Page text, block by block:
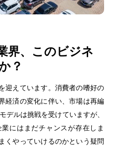
界、このビジネ
？
迎えています。消費者の嗜好の
経済の変化に伴い、市場は再編
デルは挑戦を受けていますが、
にはまだチャンスが存在しま
くやっていけるのかという疑問